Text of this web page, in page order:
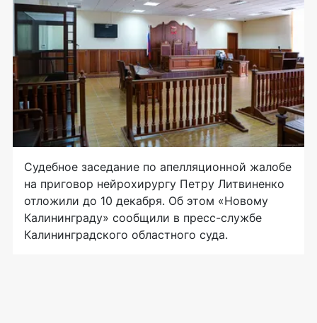
Судебное заседание по апелляционной жалобе
на приговор нейрохирургу Петру Литвиненко
отложили до 10 декабря. Об этом «Новому
Калининграду» сообщили в пресс-службе
Калининградского областного суда.